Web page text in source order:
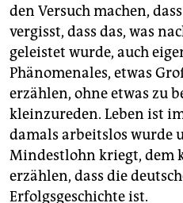
den Versuch machen,
vergisst, dass das, was
geleistet wurde, auch
Phänomenales, etwas
erzählen, ohne etwas zu
kleinzureden. Leben ist
damals arbeitslos wurde
Mindestlohn kriegt, dem
erzählen, dass die
Erfolgsgeschichte ist.